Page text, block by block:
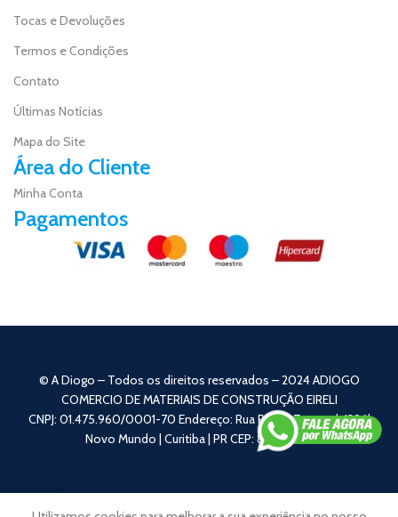
Tocas e Devoluções
Termos e Condições
Contato
Últimas Notícias
Mapa do Site
Área do Cliente
Minha Conta
Pagamentos
© A Diogo – Todos os direitos reservados – 2024 ADIOGO
COMERCIO DE MATERIAIS DE CONSTRUÇÃO EIRELI
CNPJ: 01.475.960/0001-70 Endereço: Rua Pedro Zagonel, 1396|
Novo Mundo | Curitiba | PR CEP: 81050-110